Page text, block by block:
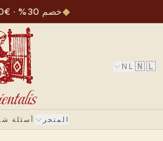
◆خصم 30% · €100 → €70 · لفترة محدودة
🇳🇱
NL
المتجر أسئلة